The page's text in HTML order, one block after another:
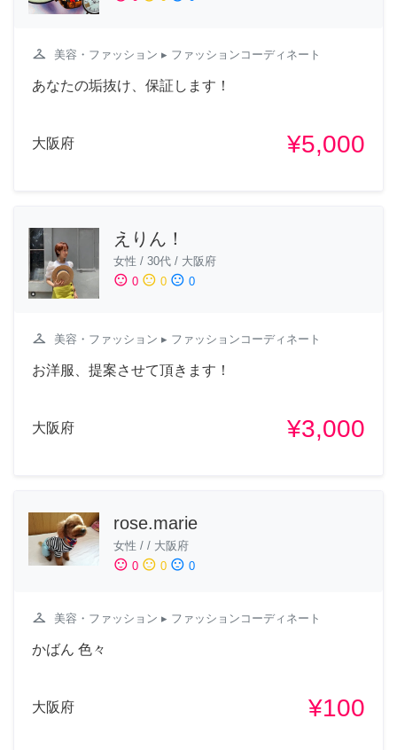
checkroom 美容・ファッション ▸ ファッションコーディネート
あなたの垢抜け、保証します！
大阪府 ¥5,000
えりん！
女性 / 30代 / 大阪府
sentiment_satisfied 0 sentiment_neutral 0 sentiment_dissatisfied 0
checkroom 美容・ファッション ▸ ファッションコーディネート
お洋服、提案させて頂きます！
大阪府 ¥3,000
rose.marie
女性 / / 大阪府
sentiment_satisfied 0 sentiment_neutral 0 sentiment_dissatisfied 0
checkroom 美容・ファッション ▸ ファッションコーディネート
かばん 色々
大阪府 ¥100